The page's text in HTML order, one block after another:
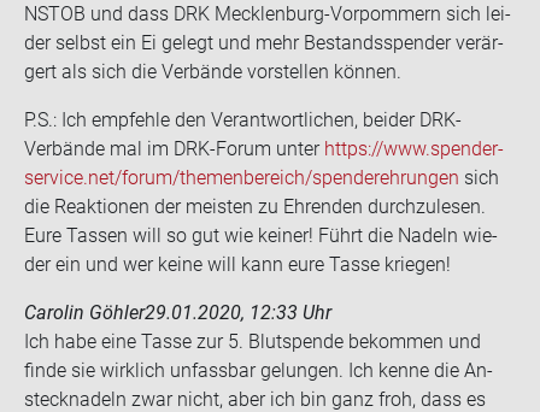
NSTOB und dass DRK Mecklenburg-​Vorpommern sich lei­
der selbst ein Ei ge­legt und mehr Be­stands­spen­der ver­är­
gert als sich die Ver­bän­de vor­stel­len kön­nen.
P.S.: Ich emp­feh­le den Ver­ant­wort­li­chen, bei­der DRK-​
Verbände mal im DRK-​Forum unter https://www.spen­der­
ser­vice.net/forum/the­men­be­reich/spen­der­eh­run­gen sich
die Re­ak­tio­nen der meis­ten zu Eh­ren­den durch­zu­le­sen.
Eure Tas­sen will so gut wie kei­ner! Führt die Na­deln wie­
der ein und wer keine will kann eure Tasse krie­gen!
Carolin Göhler29.01.2020, 12:33 Uhr
Ich habe eine Tasse zur 5. Blut­spen­de be­kom­men und
finde sie wirk­lich un­fass­bar ge­lun­gen. Ich kenne die An­
steck­na­deln zwar nicht, aber ich bin ganz froh, dass es